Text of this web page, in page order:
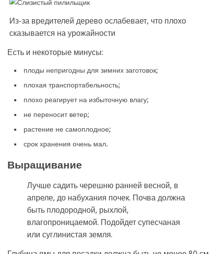
Из-за вредителей дерево ослабевает, что плохо
сказывается на урожайности
Есть и некоторые минусы:
плоды непригодны для зимних заготовок;
плохая транспортабельность;
плохо реагирует на избыточную влагу;
не переносит ветер;
растение не самоплодное;
срок хранения очень мал.
Выращивание
Лучше садить черешню ранней весной, в
апреле, до набухания почек. Почва должна
быть плодородной, рыхлой,
влагопроницаемой. Подойдет супесчаная
или суглинистая земля.